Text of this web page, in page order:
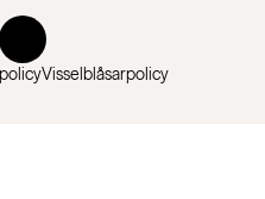
Visselblåsarpolicy